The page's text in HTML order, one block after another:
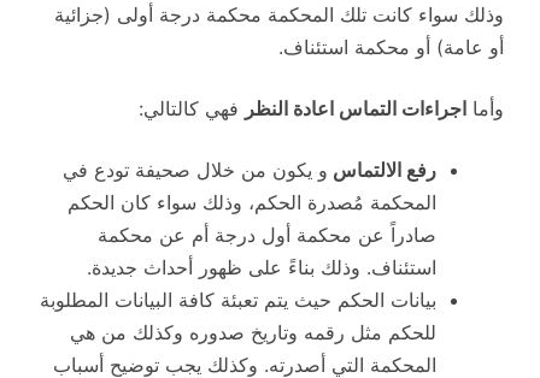
وذلك سواء كانت تلك المحكمة محكمة درجة أولى (جزائية
أو عامة) أو محكمة استئناف.
وأما اجراءات التماس اعادة النظر فهي كالتالي:
رفع الالتماس و يكون من خلال صحيفة تودع في
المحكمة مُصدرة الحكم، وذلك سواء كان الحكم
صادراً عن محكمة أول درجة أم عن محكمة
استئناف. وذلك بناءً على ظهور أحداث جديدة.
بيانات الحكم حيث يتم تعبئة كافة البيانات المطلوبة
للحكم مثل رقمه وتاريخ صدوره وكذلك من هي
المحكمة التي أصدرته. وكذلك يجب توضيح أسباب